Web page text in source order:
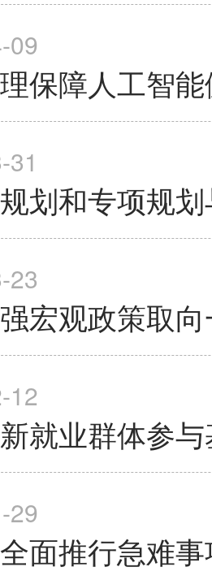
09
保障人工智
31
划和专项规
23
宏观政策取
12
就业群体参
29
面推行急难事